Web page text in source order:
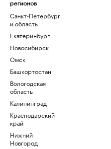
регионов
Санкт-Петербург
и область
Екатеринбург
Новосибирск
Омск
Башкортостан
Вологодская
область
Калининград
Краснодарский
край
Нижний
Новгород